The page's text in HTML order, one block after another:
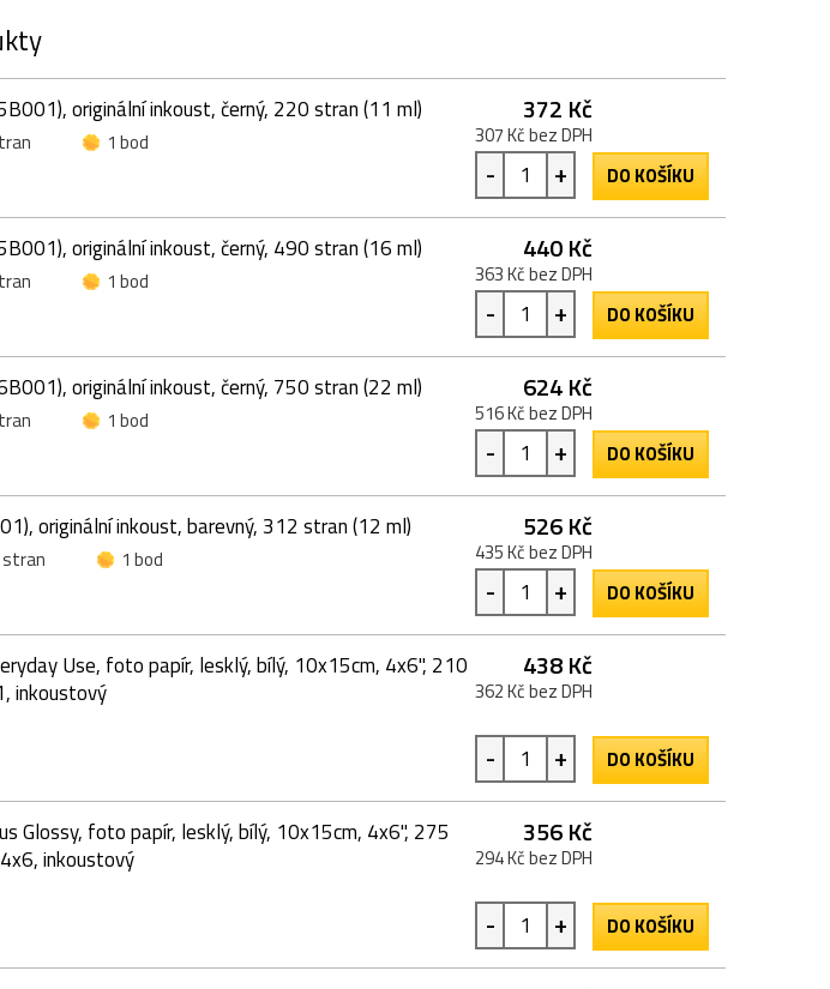
originální inkoust, černý, 220 stran (11 ml)
1 bod
372 Kč
307 Kč bez DPH
- + DO KOŠÍKU
originální inkoust, černý, 490 stran (16 ml)
1 bod
440 Kč
363 Kč bez DPH
- + DO KOŠÍKU
originální inkoust, černý, 750 stran (22 ml)
1 bod
624 Kč
516 Kč bez DPH
- + DO KOŠÍKU
originální inkoust, barevný, 312 stran (12 ml)
1 bod
526 Kč
435 Kč bez DPH
- + DO KOŠÍKU
Use, foto papír, lesklý, bílý, 10x15cm, 4x6", 210
inkoustový
438 Kč
362 Kč bez DPH
- + DO KOŠÍKU
Glossy, foto papír, lesklý, bílý, 10x15cm, 4x6", 275
inkoustový
356 Kč
294 Kč bez DPH
- + DO KOŠÍKU